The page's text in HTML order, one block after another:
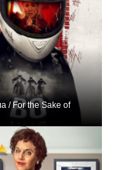
/ For the Sake of